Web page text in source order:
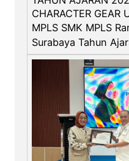
e
t
e
n
s
i
B
N
S
P
CHARACTER GEAR
MPLS SMK MPLS
Surabaya Tahun